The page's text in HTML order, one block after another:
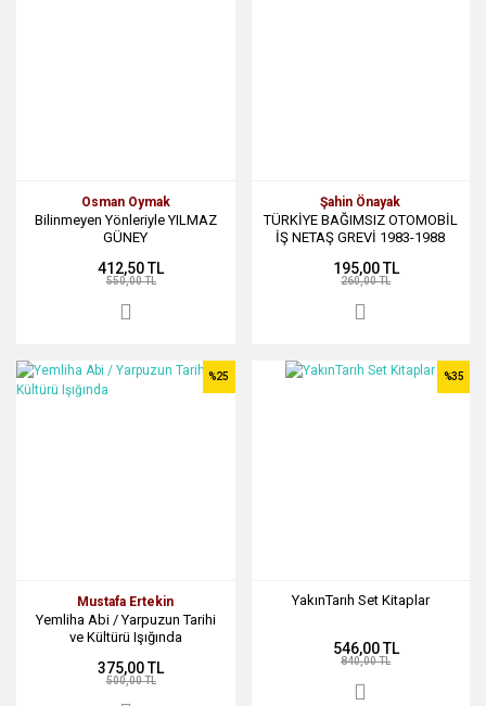
Osman Oymak
Bilinmeyen Yönleriyle YILMAZ
GÜNEY
412,50 TL
550,00 TL
Şahin Önayak
TÜRKİYE BAĞIMSIZ OTOMOBİL
İŞ NETAŞ GREVİ 1983-1988
195,00 TL
260,00 TL
Mustafa Ertekin
Yemliha Abi / Yarpuzun Tarihi
ve Kültürü Işığında
%25
375,00 TL
500,00 TL
YakınTarıh Set Kitaplar
%35
546,00 TL
840,00 TL